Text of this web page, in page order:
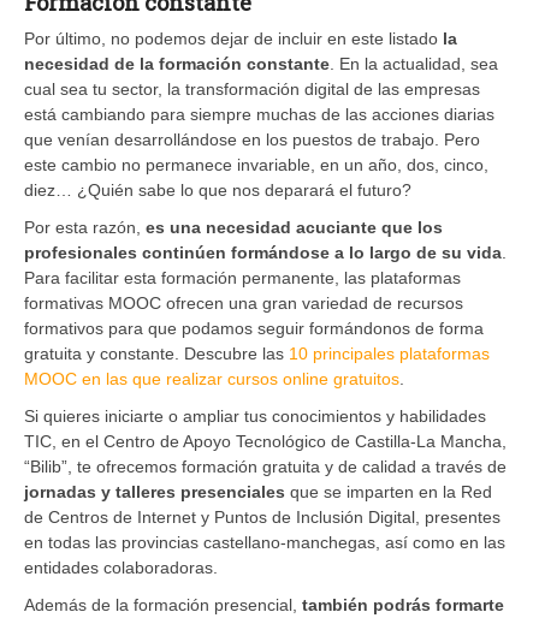
Por último, no podemos dejar de incluir en este listado la
necesidad de la formación constante . En la actualidad, sea
cual sea tu sector, la transformación digital de las empresas
está cambiando para siempre muchas de las acciones diarias
que venían desarrollándose en los puestos de trabajo. Pero
este cambio no permanece invariable, en un año, dos, cinco,
diez… ¿Quién sabe lo que nos deparará el futuro?
Por esta razón, es una necesidad acuciante que los
profesionales continúen formándose a lo largo de su vida
Para facilitar esta formación permanente, las plataformas
formativas MOOC ofrecen una gran variedad de recursos
formativos para que podamos seguir formándonos de forma
gratuita y constante. Descubre las 10 principales plataformas
MOOC en las que realizar cursos online gratuitos
Si quieres iniciarte o ampliar tus conocimientos y habilidades
TIC, en el Centro de Apoyo Tecnológico de Castilla-La Mancha,
“Bilib”, te ofrecemos formación gratuita y de calidad a través de
jornadas y talleres presenciales que se imparten en la Red
de Centros de Internet y Puntos de Inclusión Digital, presentes
en todas las provincias castellano-manchegas, así como en las
entidades colaboradoras.
Además de la formación presencial, también podrás formarte